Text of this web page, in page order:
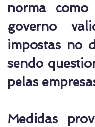
norma
governo
impostas no
sendo
pelas
Medidas